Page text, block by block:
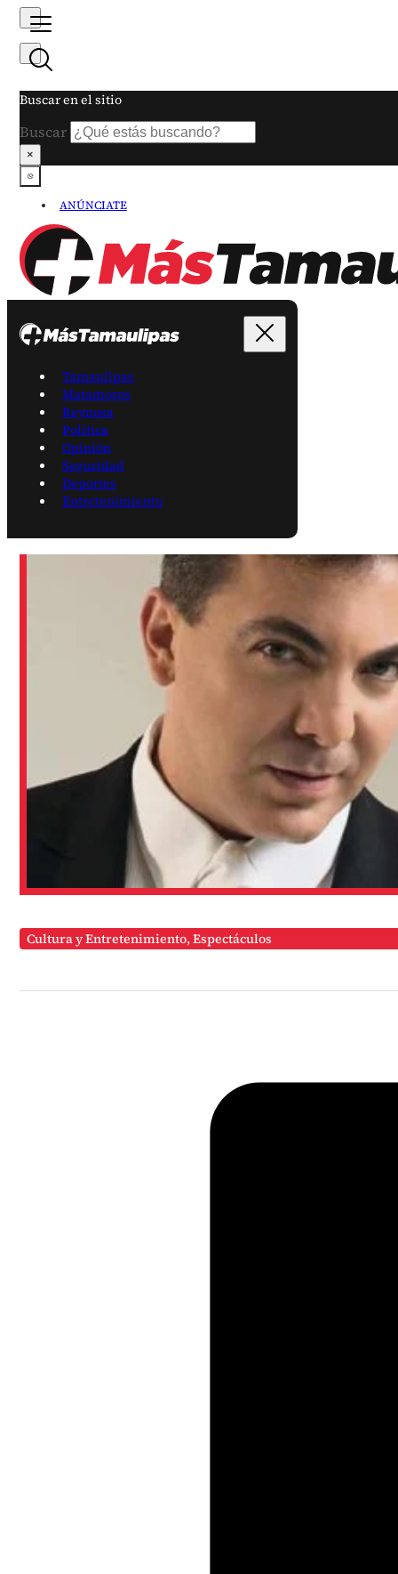
Buscar en el sitio
Buscar
×
ANÚNCIATE
Tamaulipas
Matamoros
Reynosa
Política
Opinión
Seguridad
Deportes
Entretenimiento
Cultura y Entretenimiento,Espectáculos